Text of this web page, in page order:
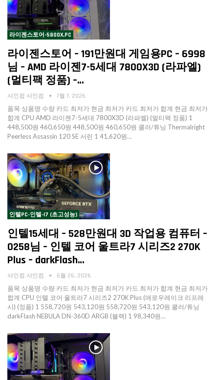
라이젠스토어-5800X,PC
라이젠스토어 – 191만원대 게임용PC – 6998
님 – AMD 라이젠7-5세대 7800X3D (라파엘)
(멀티팩 정품) –…
샤인컴 샤인컴 7월 7, 2026
품목 상품명 수량 카드 최저가 현금 최저가 카드 최저가 합계 현금 최저가
합계 CPU AMD 라이젠7-5세대 7800X3D (라파엘) (멀티팩 정품) 1
448,500원 460,650원 448,500원 460,650원 쿨러/튜닝 Thermalright
Peerless Assassin 120 SE 서린 1 41,620원…
인텔PC-인텔-I7 (초고성능)
인텔15세대 – 528만원대 3D 작업용 컴퓨터 –
0258님 – 인텔 코어 울트라7 시리즈2 270K
Plus – darkFlash…
샤인컴 샤인컴 6월 26, 2026
품목 상품명 수량 카드 최저가 현금 최저가 카드 최저가 합계 현금 최저가
합계 CPU 인텔 코어 울트라7 시리즈2 270K Plus (애로우레이크 리프레
시) (정품) 1 558,720원 543,120원 558,720원 543,120원 쿨러/튜닝
darkFlash NEBULA DN-360D ARGB (블랙) 1 98,340원…